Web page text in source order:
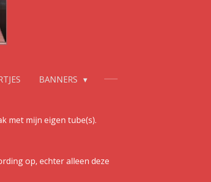
BANNERS
met mijn eigen tube(s).
op, echter alleen deze